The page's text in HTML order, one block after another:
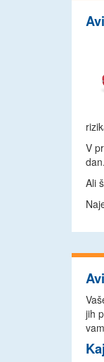
V
dan.
Ali
jih